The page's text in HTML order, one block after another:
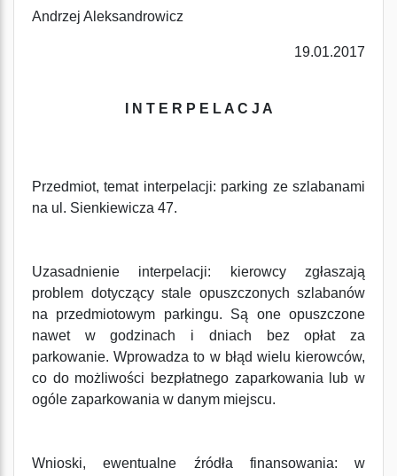
Andrzej Aleksandrowicz
19.01.2017
I N T E R P E L A C J A
Przedmiot, temat interpelacji: parking ze szlabanami
na ul. Sienkiewicza 47.
Uzasadnienie interpelacji: kierowcy zgłaszają
problem dotyczący stale opuszczonych szlabanów
na przedmiotowym parkingu. Są one opuszczone
nawet w godzinach i dniach bez opłat za
parkowanie. Wprowadza to w błąd wielu kierowców,
co do możliwości bezpłatnego zaparkowania lub w
ogóle zaparkowania w danym miejscu.
Wnioski, ewentualne źródła finansowania: w